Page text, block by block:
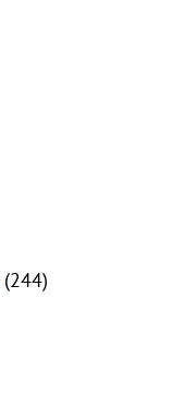
(244)